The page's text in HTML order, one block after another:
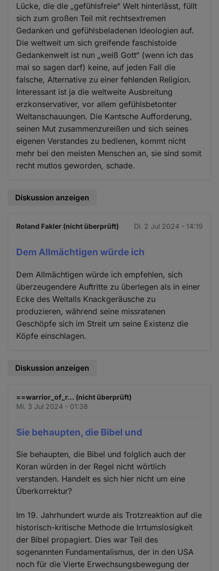
Lücke, die die „gefühlsfreie“ Welt hinterlässt, füllt
sich zum großen Teil mit rechtsextremen
Gedanken und gefühlsbeladenen Ideologien auf.
Die weltweit um sich greifende faschistoide
Gedankenwelt ist nun „weiß Gott“ (wenn ich das
mal so sagen darf) keine, auf jeden Fall die
falsche, Alternative zu einer fehlenden Religion.
Interessant ist ja die weltweite Ausbreitung
erzkonservativer, vor allem gefühlsbetonter
Weltanschauungen. Die Kantsche Aufforderung,
seinen Mut zusammenzureißen und sich seines
eigenen Verstandes zu bedienen, kommt nicht
mehr bei den meisten Menschen an, sie sind somit
recht mutlos geworden, schade.
Diskussion anzeigen
Roland Fakler (nicht überprüft) Di. 2 Jul 2024 - 14:19
Dem Allmächtigen würde ich
Dem Allmächtigen würde ich empfehlen, sich
überzeugendere Auftritte zu überlegen als in einer
Ecke des Weltalls Knackgeräusche zu
produzieren, während seine missratenen
Geschöpfe sich im Streit um seine Existenz die
Köpfe einschlagen.
Diskussion anzeigen
==warrior_of_r… (nicht überprüft)
Mi. 3 Jul 2024 - 01:38
Sie behaupten, die Bibel und
Sie behaupten, die Bibel und folglich auch der
Koran würden in der Regel nicht wörtlich
verstanden. Handelt es sich hier nicht um eine
Überkorrektur?
Im 19. Jahrhundert wurde als Trotzreaktion auf die
historisch-kritische Methode die Irrtumslosigkeit
der Bibel propagiert. Dies war Teil des
sogenannten Fundamentalismus, der in den USA
noch für die Vierte Erwechsungsbewegung der